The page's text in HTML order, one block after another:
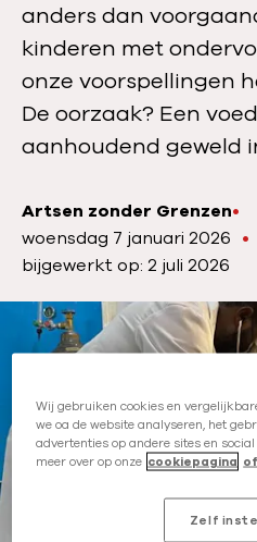
anders dan
kinderen met
onze voorspellingen
De oorzaak? Een
aanhoudend geweld
A
u
t
e
r
Artsen zonder Grenzen
P
u
i
woensdag 7 januari 2026
bijgewerkt op: 2 juli 2026
Wij gebruiken cookies en
we oa de website analyseren, het
advertenties op andere sites en
meer over op onze cookiepagina
Zelf